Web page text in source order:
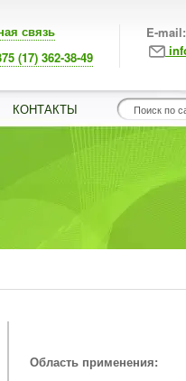
связь
(17) 362-38-49
E-mail:
КОНТАКТЫ
Область применения: